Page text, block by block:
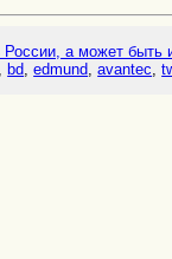
России, а может быть
bd ,edmund ,avantec ,